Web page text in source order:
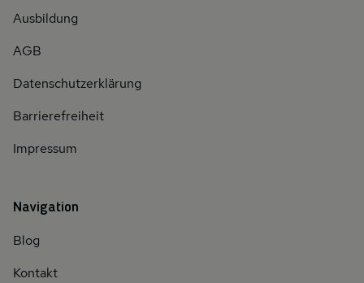
Ausbildung
AGB
Datenschutzerklärung
Barrierefreiheit
Impressum
Navigation
Blog
Kontakt